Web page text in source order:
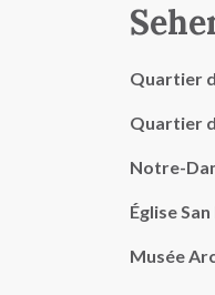
Quartier
Quartier
Notre-
Église
Musée